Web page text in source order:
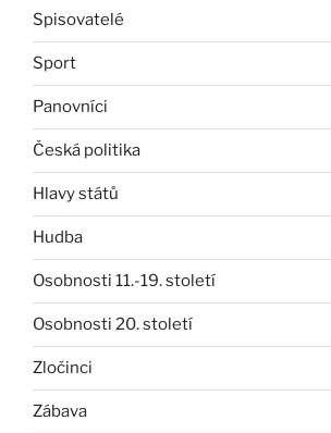
Spisovatelé
Sport
Panovníci
Česká politika
Hlavy států
Hudba
Osobnosti 11.-19. století
Osobnosti 20. století
Zločinci
Zábava